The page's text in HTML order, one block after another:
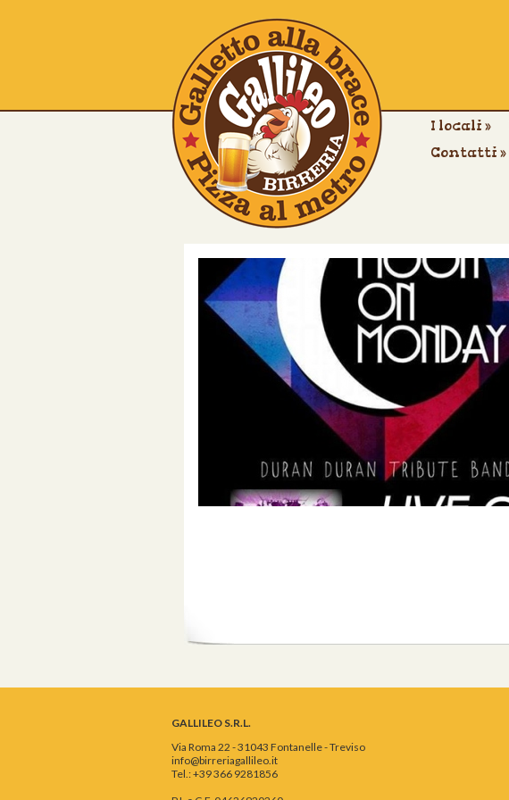
I locali »
Contatti »
GALLILEO S.R.L.
Via Roma 22 - 31043 Fontanelle - Treviso
info@birreriagallileo.it
Tel.: +39 366 9281856